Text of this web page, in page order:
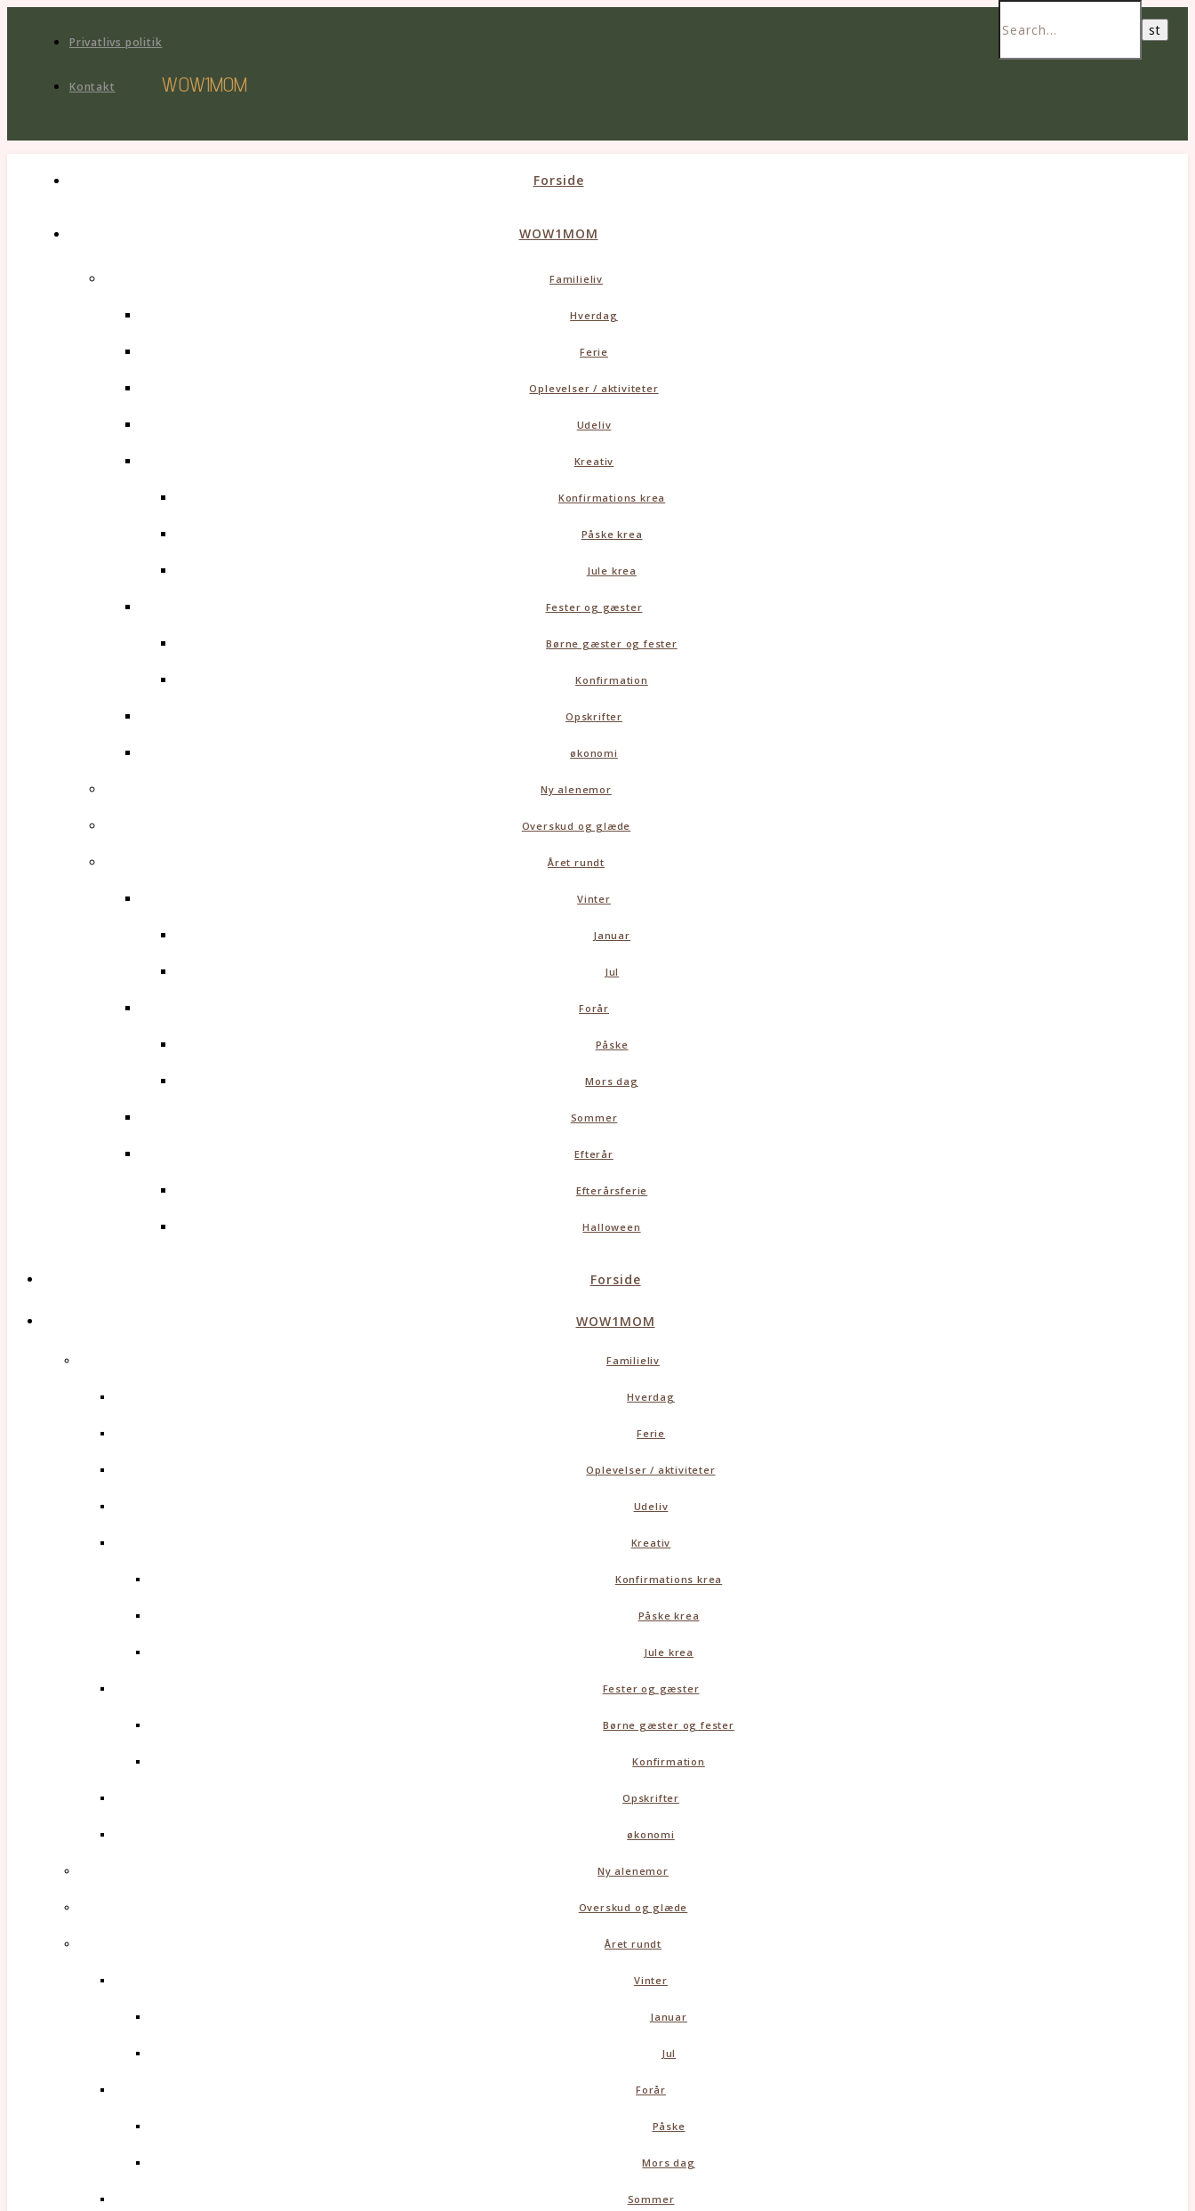
Privatlivs politik
Kontakt WOW1MOM
Forside
WOW1MOM
Familieliv
Hverdag
Ferie
Oplevelser / aktiviteter
Udeliv
Kreativ
Konfirmations krea
Påske krea
Jule krea
Fester og gæster
Børne gæster og fester
Konfirmation
Opskrifter
økonomi
Ny alenemor
Overskud og glæde
Året rundt
Vinter
Januar
Jul
Forår
Påske
Mors dag
Sommer
Efterår
Efterårsferie
Halloween
Forside
WOW1MOM
Familieliv
Hverdag
Ferie
Oplevelser / aktiviteter
Udeliv
Kreativ
Konfirmations krea
Påske krea
Jule krea
Fester og gæster
Børne gæster og fester
Konfirmation
Opskrifter
økonomi
Ny alenemor
Overskud og glæde
Året rundt
Vinter
Januar
Jul
Forår
Påske
Mors dag
Sommer